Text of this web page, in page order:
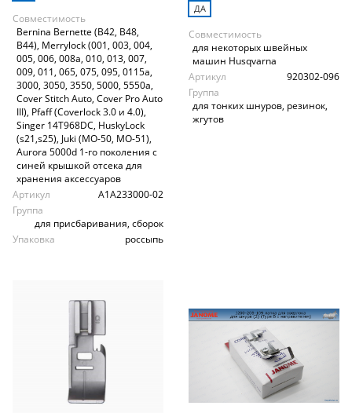
Совместимость
Bernina Bernette (B42, B48,
B44), Merrylock (001, 003, 004,
005, 006, 008a, 010, 013, 007,
009, 011, 065, 075, 095, 0115a,
3000, 3050, 3550, 5000, 5550a,
Cover Stitch Auto, Cover Pro Auto
III), Pfaff (Coverlock 3.0 и 4.0),
Singer 14T968DC, HuskyLock
(s21,s25), Juki (MO-50, MO-51),
Aurora 5000d 1-го поколения с
синей крышкой отсека для
хранения аксессуаров
Артикул
A1A233000-02
Группа
для присбаривания, сборок
Упаковка
россыпь
ДА
Совместимость
для некоторых швейных
машин Husqvarna
Артикул
920302-096
Группа
для тонких шнуров, резинок,
жгутов